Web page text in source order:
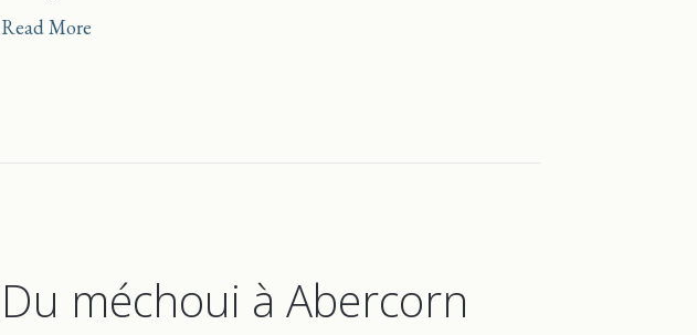
Read More
Du méchoui à Abercorn